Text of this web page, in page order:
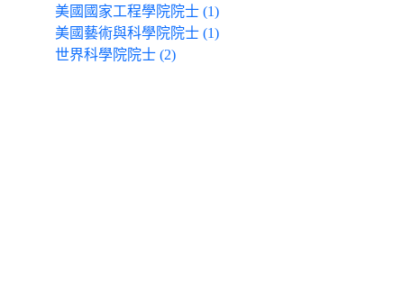
美國國家工程學院院士 (1)
美國藝術與科學院院士 (1)
世界科學院院士 (2)